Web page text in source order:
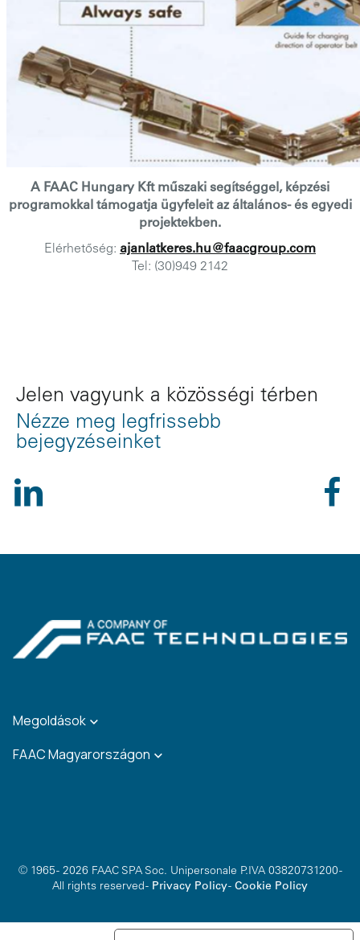
A FAAC Hungary Kft műszaki segítséggel, képzési
programokkal támogatja ügyfeleit az általános- és egyedi
projektekben.
Elérhetőség: ajanlatkeres.hu@faacgroup.com
Tel: (30)949 2142
Jelen vagyunk a közösségi térben
Nézze meg legfrissebb
bejegyzéseinket
Megoldások
FAAC Magyarországon
© 1965 - 2026 FAAC SPA Soc. Unipersonale P.IVA 03820731200 -
All rights reserved - Privacy Policy- Cookie Policy